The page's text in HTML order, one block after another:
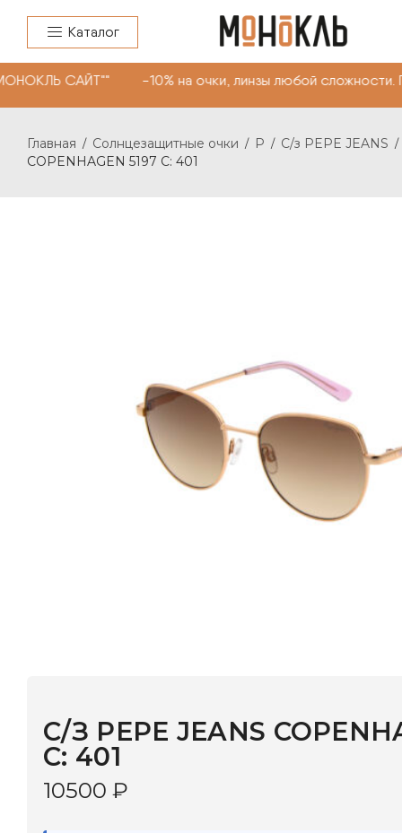
Каталог
САЙТ"" -10% на очки, линзы любой
Главная / Солнцезащитные очки / P / С/з PEPE JEANS /
COPENHAGEN 5197 С: 401
3–5 дней | Промокод МОНОКЛЬ САЙТ — скидка 10%